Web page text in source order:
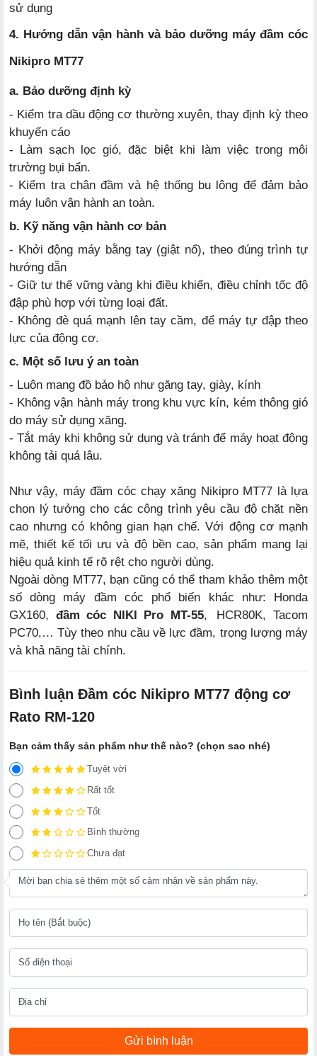
sử dụng
4. Hướng dẫn vận hành và bảo dưỡng máy đầm cóc
Nikipro MT77
a. Bảo dưỡng định kỳ
- Kiểm tra dầu động cơ thường xuyên, thay định kỳ theo
khuyến cáo
- Làm sạch lọc gió, đặc biệt khi làm việc trong môi
trường bụi bẩn.
- Kiểm tra chân đầm và hệ thống bu lông để đảm bảo
máy luôn vận hành an toàn.
b. Kỹ năng vận hành cơ bản
- Khởi động máy bằng tay (giật nổ), theo đúng trình tự
hướng dẫn
- Giữ tư thế vững vàng khi điều khiển, điều chỉnh tốc độ
đập phù hợp với từng loại đất.
- Không đè quá mạnh lên tay cầm, để máy tự đập theo
lực của động cơ.
c. Một số lưu ý an toàn
- Luôn mang đồ bảo hộ như găng tay, giày, kính
- Không vận hành máy trong khu vực kín, kém thông gió
do máy sử dụng xăng.
- Tắt máy khi không sử dụng và tránh để máy hoạt động
không tải quá lâu.
Như vậy, máy đầm cóc chạy xăng Nikipro MT77 là lựa
chọn lý tưởng cho các công trình yêu cầu độ chặt nền
cao nhưng có không gian hạn chế. Với động cơ mạnh
mẽ, thiết kế tối ưu và độ bền cao, sản phẩm mang lại
hiệu quả kinh tế rõ rệt cho người dùng.
Ngoài dòng MT77, bạn cũng có thể tham khảo thêm một
số dòng máy đầm cóc phổ biến khác như: Honda
GX160, đầm cóc NIKI Pro MT-55,
HCR80K, Tacom
PC70,… Tùy theo nhu cầu về lực đầm, trọng lượng máy
và khả năng tài chính.
Bình luận Đầm cóc Nikipro MT77 động cơ
Rato RM-120
Bạn cảm thấy sản phẩm như thế nào? (chọn sao nhé)
Tuyệt vời
Rất tốt
Tốt
Bình thường
Chưa đạt